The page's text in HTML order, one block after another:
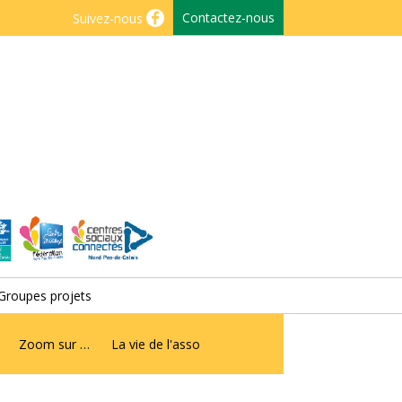
Suivez-nous Contactez-nous
projets
Zoom sur … La vie de l'asso